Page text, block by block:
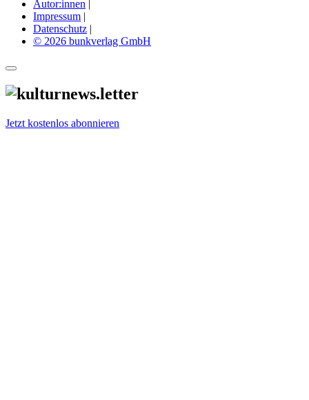
Autor:innen |
Impressum |
Datenschutz |
© 2026 bunkverlag GmbH
Jetzt kostenlos abonnieren